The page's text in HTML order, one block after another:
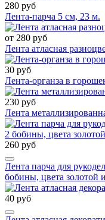
280 руб
Лента-парча 5 см, 23 м.
от 280 руб
Лента атласная
30 руб
Лента-органза в
230 руб
Лента
260 руб
Лента парча для
бобины, цвета золотой
40 руб